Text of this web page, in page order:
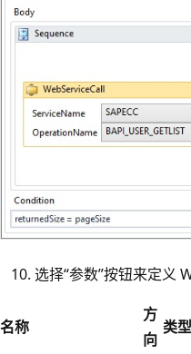
选择“参数”按钮来定义
名称
方
向
类型